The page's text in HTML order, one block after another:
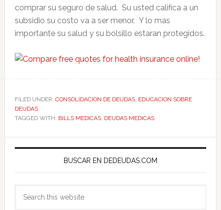
comprar su seguro de salud. Su usted califica a un
subsidio su costo va a ser menor. Y lo mas
importante su salud y su bolsillo estaran protegidos.
FILED UNDER: CONSOLIDACION DE DEUDAS, EDUCACION SOBRE
DEUDAS
TAGGED WITH: BILLS MEDICAS, DEUDAS MEDICAS
Primary
BUSCAR EN DEDEUDAS.COM